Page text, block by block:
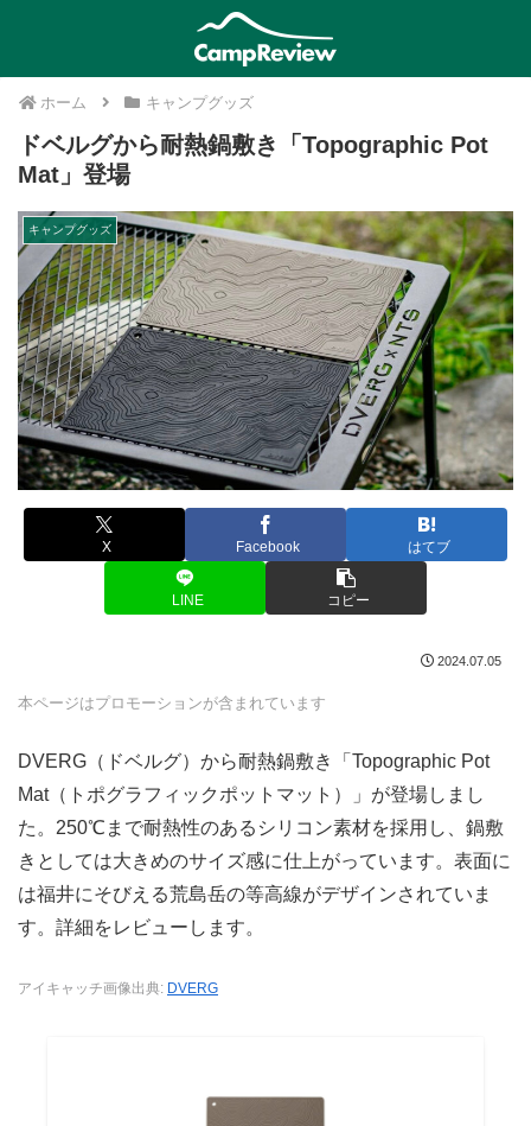
ホーム キャンプグッズ
ドベルグから耐熱鍋敷き「Topographic Pot
Mat」登場
キャンプグッズ
X Facebook はてブ
LINE コピー
2024.07.05
本ページはプロモーションが含まれています
DVERG（ドベルグ）から耐熱鍋敷き「Topographic Pot
Mat（トポグラフィックポットマット）」が登場しまし
た。250℃まで耐熱性のあるシリコン素材を採用し、鍋敷
きとしては大きめのサイズ感に仕上がっています。表面に
は福井にそびえる荒島岳の等高線がデザインされていま
す。詳細をレビューします。
アイキャッチ画像出典: DVERG